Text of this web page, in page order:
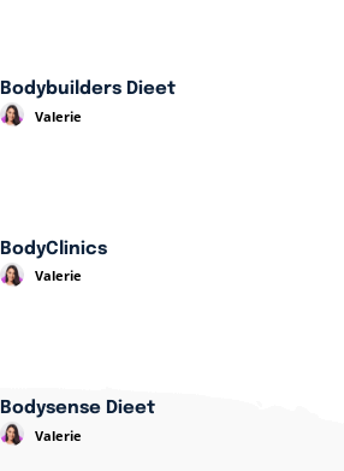
Bodybuilders Dieet
Valerie
BodyClinics
Valerie
Bodysense Dieet
Valerie